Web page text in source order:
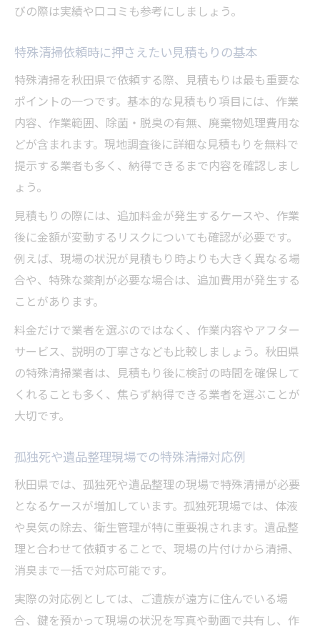
依頼の前に知っておきたい特殊清掃の流れ
性
依頼から完了までの特殊清掃の標準的な流
れ
特殊清掃前に必要な準備と確認ポイント
流れを理解して安心できる特殊清掃の依頼
求人や現場事例から学ぶ作業手順の工夫
びの際は実績や口コミも参考にしましょう。
特殊清掃依頼時に押さえたい見積もりの基本
特殊清掃を秋田県で依頼する際、見積もりは最も重要な
ポイントの一つです。基本的な見積もり項目には、作業
内容、作業範囲、除菌・脱臭の有無、廃棄物処理費用な
どが含まれます。現地調査後に詳細な見積もりを無料で
提示する業者も多く、納得できるまで内容を確認しまし
ょう。
見積もりの際には、追加料金が発生するケースや、作業
後に金額が変動するリスクについても確認が必要です。
例えば、現場の状況が見積もり時よりも大きく異なる場
合や、特殊な薬剤が必要な場合は、追加費用が発生する
ことがあります。
料金だけで業者を選ぶのではなく、作業内容やアフター
サービス、説明の丁寧さなども比較しましょう。秋田県
の特殊清掃業者は、見積もり後に検討の時間を確保して
くれることも多く、焦らず納得できる業者を選ぶことが
大切です。
孤独死や遺品整理現場での特殊清掃対応例
秋田県では、孤独死や遺品整理の現場で特殊清掃が必要
となるケースが増加しています。孤独死現場では、体液
や臭気の除去、衛生管理が特に重要視されます。遺品整
理と合わせて依頼することで、現場の片付けから清掃、
消臭まで一括で対応可能です。
実際の対応例としては、ご遺族が遠方に住んでいる場
合、鍵を預かって現場の状況を写真や動画で共有し、作